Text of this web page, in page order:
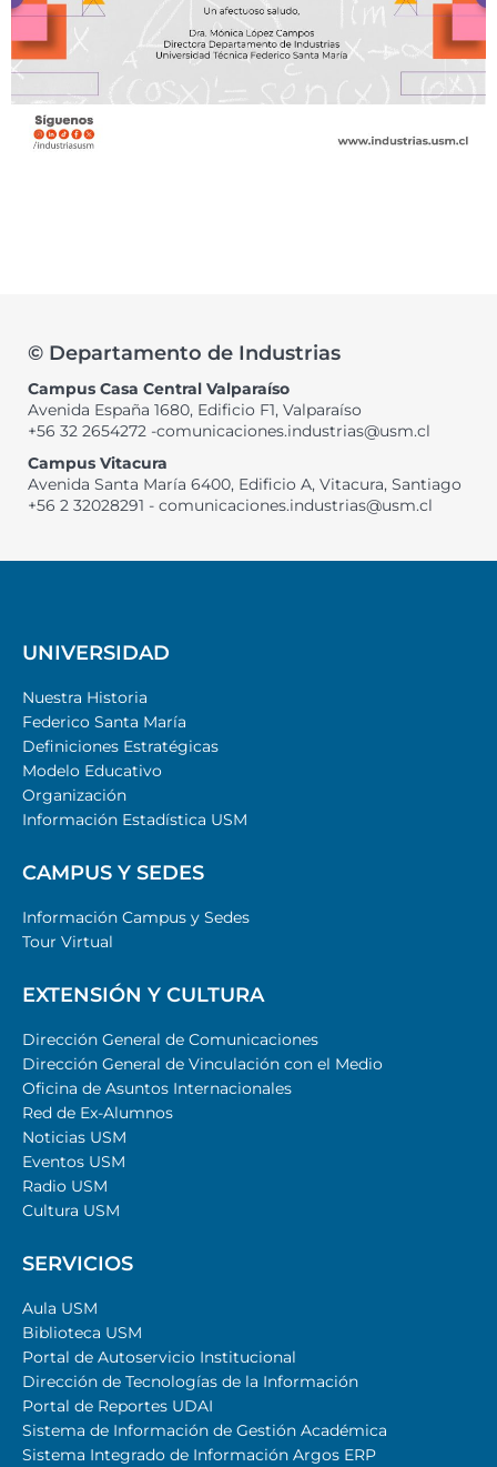
© Departamento de Industrias
Campus Casa Central Valparaíso
Avenida España 1680, Edificio F1, Valparaíso
+56 32 2654272 -comunicaciones.industrias@usm.cl
Campus Vitacura
Avenida Santa María 6400, Edificio A, Vitacura, Santiago
+56 2 32028291 - comunicaciones.industrias@usm.cl
UNIVERSIDAD
Nuestra Historia
Federico Santa María
Definiciones Estratégicas
Modelo Educativo
Organización
Información Estadística USM
CAMPUS Y SEDES
Información Campus y Sedes
Tour Virtual
EXTENSIÓN Y CULTURA
Dirección General de Comunicaciones
Dirección General de Vinculación con el Medio
Oficina de Asuntos Internacionales
Red de Ex-Alumnos
Noticias USM
Eventos USM
Radio USM
Cultura USM
SERVICIOS
Aula USM
Biblioteca USM
Portal de Autoservicio Institucional
Dirección de Tecnologías de la Información
Portal de Reportes UDAI
Sistema de Información de Gestión Académica
Sistema Integrado de Información Argos ERP